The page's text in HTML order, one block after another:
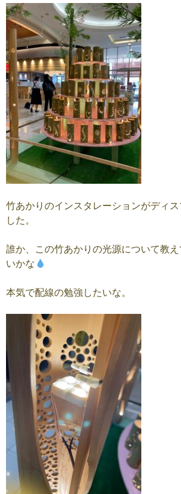
竹あかりのインスタレーションがディ
した。
誰か、この竹あかりの光源について教
いかな
本気で配線の勉強したいな。